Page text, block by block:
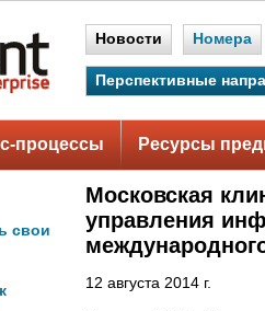
Новости Номера
Перспективные
процессы Ресурсы
свои
Московская
управления
12 августа 2014 г.